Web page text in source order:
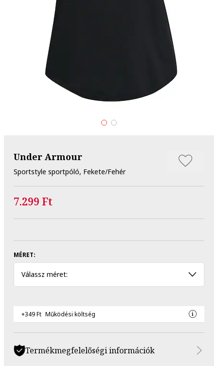
Under Armour
Sportstyle sportpóló, Fekete/Fehér
7.299 Ft
MÉRET:
Válassz méret:
+349 Ft Működési költség
Termékmegfelelőségi információk